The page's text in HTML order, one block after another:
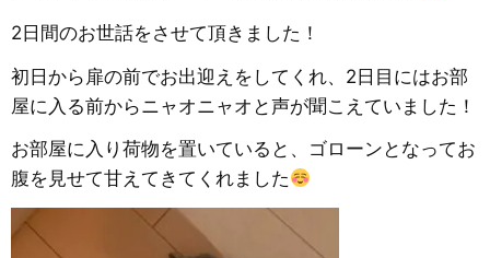
2日間のお世話をさせて頂きました！
初日から扉の前でお出迎えをしてくれ、2日目にはお部
屋に入る前からニャオニャオと声が聞こえていました！
お部屋に入り荷物を置いていると、ゴローンとなってお
腹を見せて甘えてきてくれました